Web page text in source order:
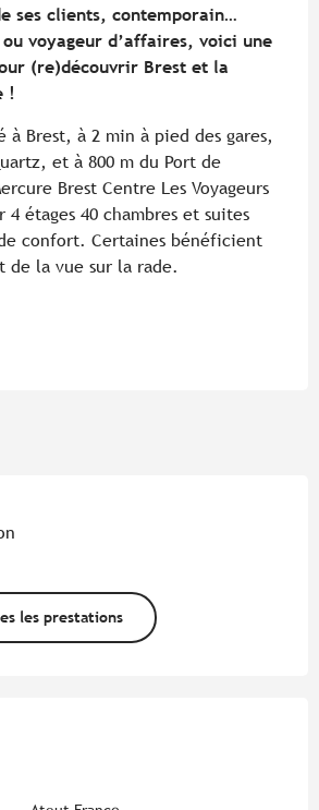
ses clients, contemporain…
voyageur d’affaires, voici une
(re)découvrir Brest et la
!
à Brest, à 2 min à pied des gares,
et à 800 m du Port de
Brest Centre Les Voyageurs
4 étages 40 chambres et suites
confort. Certaines bénéficient
de la vue sur la rade.
les prestations